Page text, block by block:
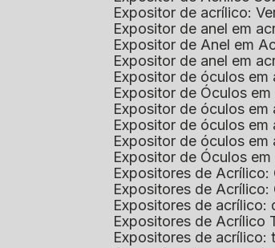
Expositor de acrílico:
Expositor de anel em
Expositor de Anel em
Expositor de anel em
Expositor de óculos
Expositor de Óculos
Expositor de óculos
Expositor de óculos
Expositor de óculos
Expositor de Óculos
Expositores de
Expositores de
Expositores de
Expositores de
Expositores de